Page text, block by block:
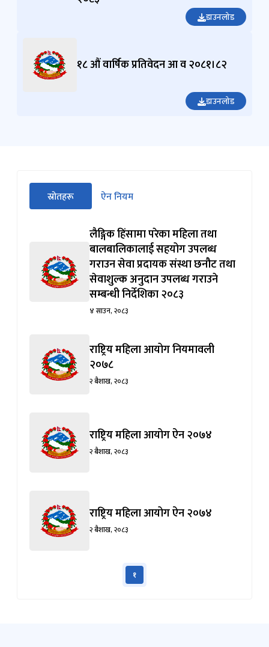
डाउनलोड
१८ औं वार्षिक प्रतिवेदन आ व २०८१।८२
डाउनलोड
सीधा
पहिलोस्रोतहरू
(सक्रिय ट्याब)
ऐन नियम
लैङ्गिक हिंसामा परेका महिला तथा
बालबालिकालाई सहयोग उपलब्ध
गराउन सेवा प्रदायक संस्था छनौट तथा
सेवाशुल्क अनुदान उपलब्ध गराउने
सम्बन्धी निर्देशिका २०८३
४ साउन, २०८३
राष्ट्रिय महिला आयोग नियमावली
२०७८
२ बैशाख, २०८३
राष्ट्रिय महिला आयोग ऐन २०७४
२ बैशाख, २०८३
राष्ट्रिय महिला आयोग ऐन २०७४
२ बैशाख, २०८३
१